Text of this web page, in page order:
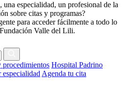
una especialidad, un profesional de la
sobre citas y programas?
para acceder fácilmente a todo lo
Valle del Lili.
procedimientos Hospital Padrino
especialidad Agenda tu cita